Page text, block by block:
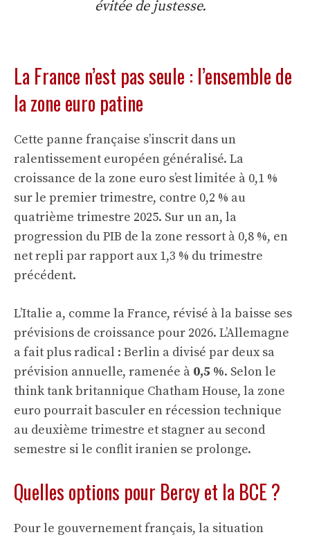
évitée de justesse.
La France n’est pas seule : l’ensemble de
la zone euro patine
Cette panne française s’inscrit dans un
ralentissement européen généralisé. La
croissance de la zone euro s’est limitée à 0,1 %
sur le premier trimestre, contre 0,2 % au
quatrième trimestre 2025. Sur un an, la
progression du PIB de la zone ressort à 0,8 %, en
net repli par rapport aux 1,3 % du trimestre
précédent.
L’Italie a, comme la France, révisé à la baisse ses
prévisions de croissance pour 2026. L’Allemagne
a fait plus radical : Berlin a divisé par deux sa
prévision annuelle, ramenée à 0,5 %. Selon le
think tank britannique Chatham House, la zone
euro pourrait basculer en récession technique
au deuxième trimestre et stagner au second
semestre si le conflit iranien se prolonge.
Quelles options pour Bercy et la BCE ?
Pour le gouvernement français, la situation